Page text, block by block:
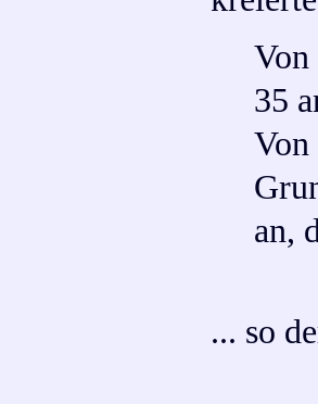
Von
35
Von
an,
... so